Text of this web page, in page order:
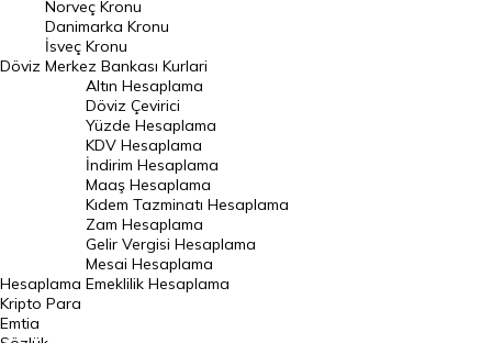
Kanada Doları Kuru
Norveç Kronu Kuru
İsveç Kronu Kuru
Japon Yeni Kuru
Serbest Piyasa Döviz Kurları
Merkez Bankası Döviz Kurları
Altın Fiyatları
Gram Altın Fiyatı
Döviz
Norveç Kronu
Danimarka Kronu
İsveç Kronu
Merkez Bankası Kurlari
Hesaplama
Altın Hesaplama
Döviz Çevirici
Yüzde Hesaplama
KDV Hesaplama
İndirim Hesaplama
Maaş Hesaplama
Kıdem Tazminatı Hesaplama
Zam Hesaplama
Gelir Vergisi Hesaplama
Mesai Hesaplama
Emeklilik Hesaplama
Kripto Para
Emtia